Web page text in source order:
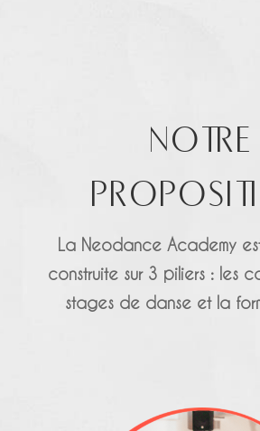
NOTRE
La Neodance Academy
construite sur 3 piliers : les
stages de danse et la